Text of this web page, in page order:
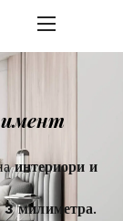
интериори и
3 милиметра.